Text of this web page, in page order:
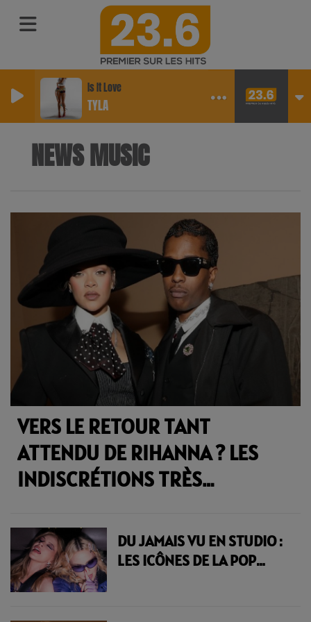
Is It Love
TYLA
NEWS MUSIC
VERS LE RETOUR TANT
ATTENDU DE RIHANNA ? LES
INDISCRÉTIONS TRÈS
23.6 RADIO DU JAMAIS VU EN STUDIO :
LES ICÔNES DE LA POP